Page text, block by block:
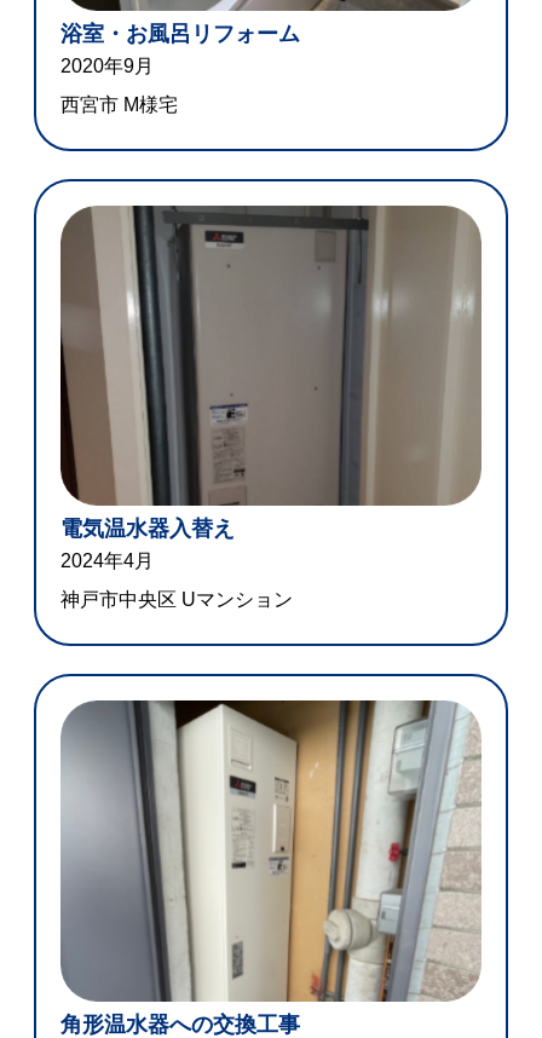
浴室・お風呂リフォーム
2020年9月
西宮市 M様宅
電気温水器入替え
2024年4月
神戸市中央区 Uマンション
角形温水器への交換工事